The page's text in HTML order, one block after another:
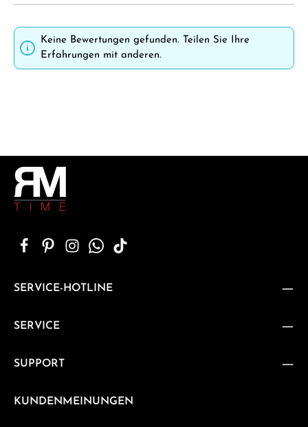
Keine Bewertungen gefunden. Teilen Sie Ihre
Erfahrungen mit anderen.
SERVICE-HOTLINE
SERVICE
SUPPORT
KUNDENMEINUNGEN